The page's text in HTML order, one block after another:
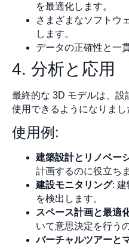
を最適化します。
さまざまなソフトウ
します。
データの正確性と一
4. 分析と応用
最終的な 3D モデルは、設
使用できるようになりまし
使用例:
建築設計とリノベー
計画するのに役立ち
建設モニタリング: 建
を検出します。
スペース計画と最適
いて意思決定を行う
バーチャルツアーと